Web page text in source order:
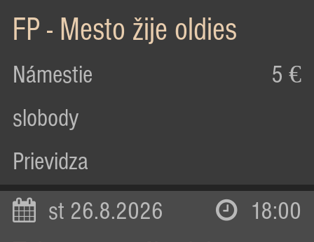
FP - Mesto žije oldies
Námestie
slobody
Prievidza
5 €
st 26.8.2026 18:00